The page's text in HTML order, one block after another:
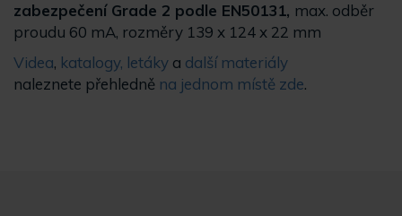
zabezpečení Grade 2 podle EN50131, max. odběr
proudu 60 mA, rozměry 139 x 124 x 22 mm
Videa, katalogy, letáky a další materiály
naleznete přehledně na jednom místě zde.